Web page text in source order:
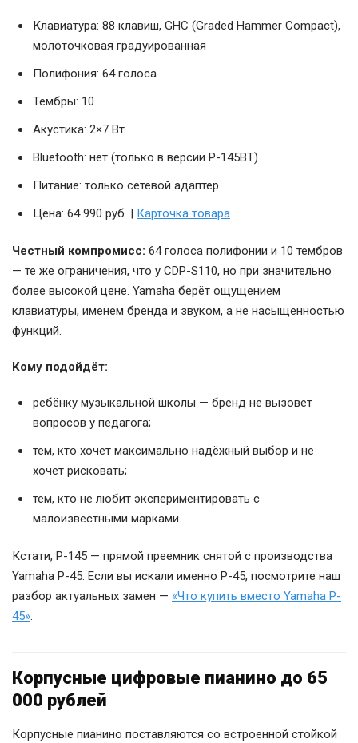
Клавиатура: 88 клавиш, GHC (Graded Hammer Compact),
молоточковая градуированная
Полифония: 64 голоса
Тембры: 10
Акустика: 2×7 Вт
Bluetooth: нет (только в версии P-145BT)
Питание: только сетевой адаптер
Цена: 64 990 руб. | Карточка товара
Честный компромисс: 64 голоса полифонии и 10 тембров
— те же ограничения, что у CDP-S110, но при значительно
более высокой цене. Yamaha берёт ощущением
клавиатуры, именем бренда и звуком, а не насыщенностью
функций.
Кому подойдёт:
ребёнку музыкальной школы — бренд не вызовет
вопросов у педагога;
тем, кто хочет максимально надёжный выбор и не
хочет рисковать;
тем, кто не любит экспериментировать с
малоизвестными марками.
Кстати, P-145 — прямой преемник снятой с производства
Yamaha P-45. Если вы искали именно P-45, посмотрите наш
разбор актуальных замен — «Что купить вместо Yamaha P-
45».
Корпусные цифровые пианино до 65
000 рублей
Корпусные пианино поставляются со встроенной стойкой